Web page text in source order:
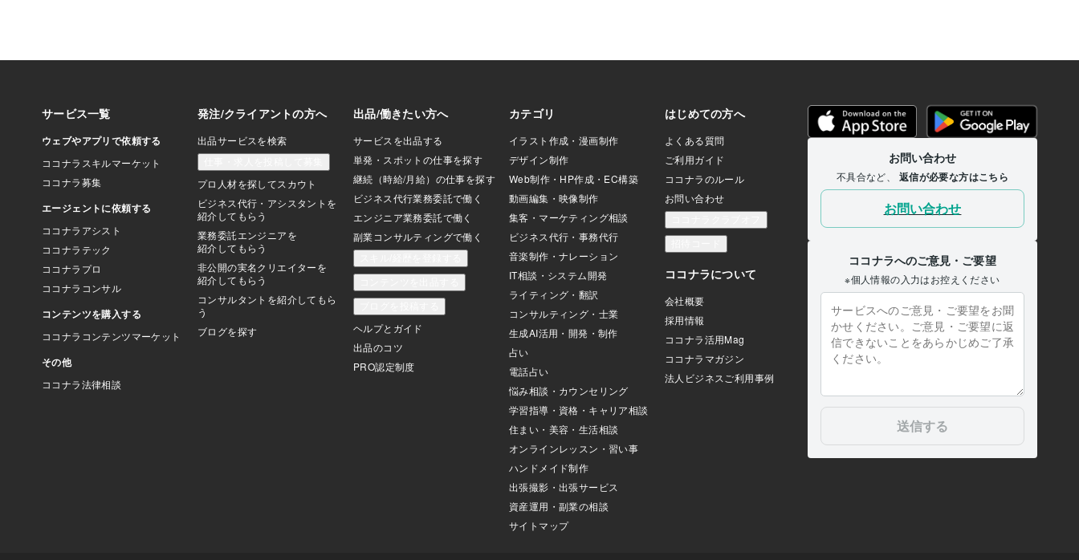
のが「日本」なのじゃ。悲しいけどそう
じゃ。「日本人は高く売れる」というの
は「世界共通」かも知れんぞよ。「日本
食を食べ、日本人の高い教養と信頼性」
って、もう「世界中」が知っている事実
じゃ。どこの誰